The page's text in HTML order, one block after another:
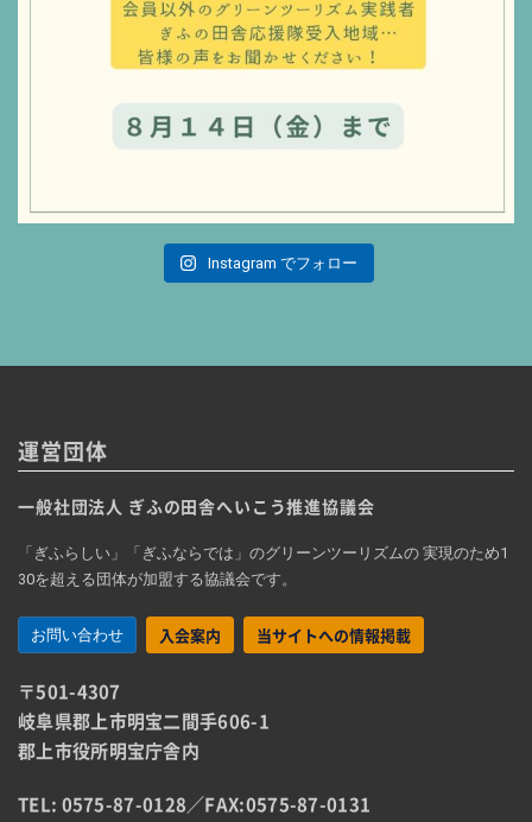
Instagram でフォロー
運営団体
一般社団法人 ぎふの田舎へいこう推進協議会
「ぎふらしい」「ぎふならでは」のグリーンツーリズムの 実現のため1
30を超える団体が加盟する協議会です。
お問い合わせ 入会案内 当サイトへの情報掲載
〒501-4307
岐阜県郡上市明宝二間手606-1
郡上市役所明宝庁舎内
TEL: 0575-87-0128／FAX:0575-87-0131